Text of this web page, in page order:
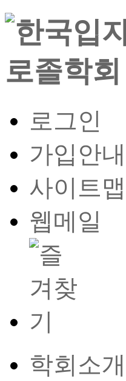
로그인
가입안내
사이트맵
웹메일
학회소개